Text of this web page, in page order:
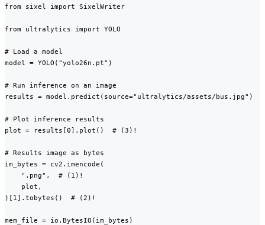
from sixel import SixelWriter
from ultralytics import YOLO
# Load a model
model = YOLO("yolo26n.pt")
# Run inference on an image
results = model.predict(source="ultralytics/assets/bus.jpg")
# Plot inference results
plot = results[0].plot()  # (3)!
# Results image as bytes
im_bytes = cv2.imencode(
    ".png",  # (1)!
    plot,
)[1].tobytes()  # (2)!
mem_file = io.BytesIO(im_bytes)